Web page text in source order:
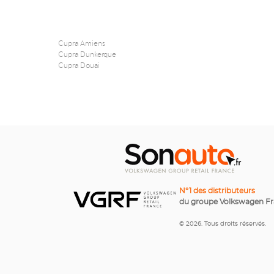
Cupra Amiens
Cupra Dunkerque
Cupra Douai
N°1 des distributeurs
du groupe Volkswagen
© 2026. Tous droits réservés.